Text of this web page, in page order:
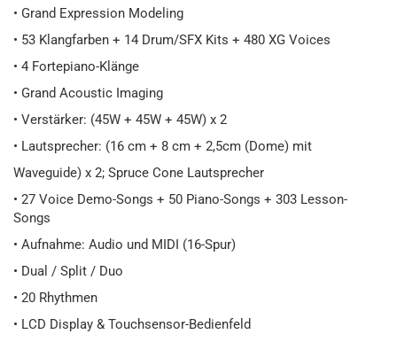
• Grand Expression Modeling
• 53 Klangfarben + 14 Drum/SFX Kits + 480 XG Voices
• 4 Fortepiano-Klänge
• Grand Acoustic Imaging
• Verstärker: (45W + 45W + 45W) x 2
• Lautsprecher: (16 cm + 8 cm + 2,5cm (Dome) mit
Waveguide) x 2; Spruce Cone Lautsprecher
• 27 Voice Demo-Songs + 50 Piano-Songs + 303 Lesson-
Songs
• Aufnahme: Audio und MIDI (16-Spur)
• Dual / Split / Duo
• 20 Rhythmen
• LCD Display & Touchsensor-Bedienfeld